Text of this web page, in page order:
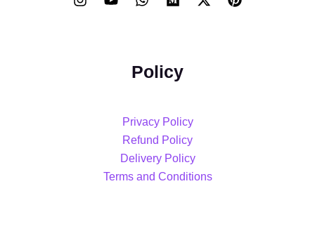
Policy
Privacy Policy
Refund Policy
Delivery Policy
Terms and Conditions